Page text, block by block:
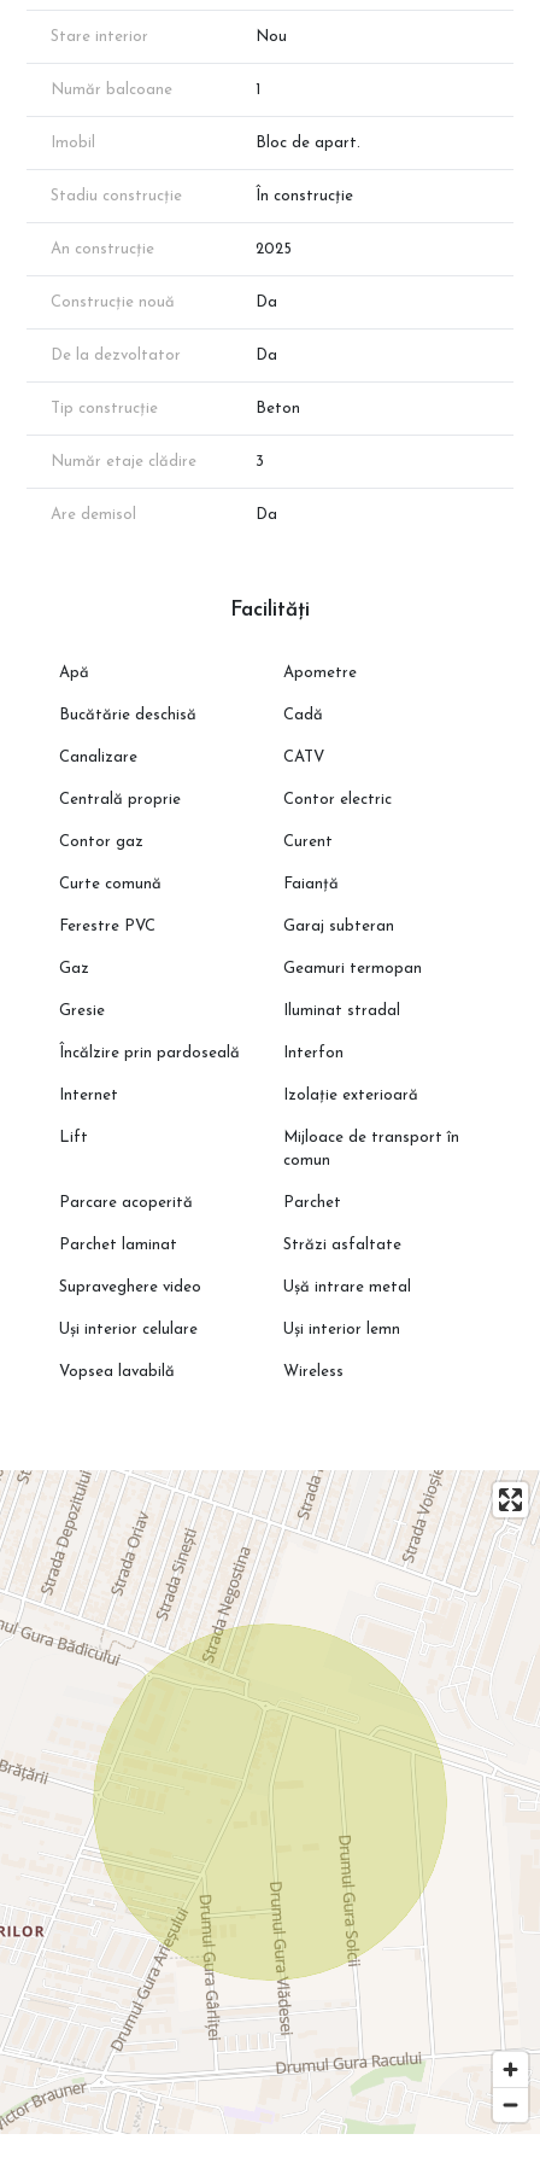
Stare interior Nou
Număr balcoane 1
Imobil Bloc de apart.
Stadiu construcție În construcție
An construcție 2025
Construcție nouă Da
De la dezvoltator Da
Tip construcție Beton
Număr etaje clădire 3
Are demisol Da
Facilități
Apă Apometre
Bucătărie deschisă Cadă
Canalizare CATV
Centrală proprie Contor electric
Contor gaz Curent
Curte comună Faianță
Ferestre PVC Garaj subteran
Gaz Geamuri termopan
Gresie Iluminat stradal
Încălzire prin pardoseală Interfon
Internet Izolație exterioară
Lift
Mijloace de transport în
comun
Parcare acoperită Parchet
Parchet laminat Străzi asfaltate
Supraveghere video Ușă intrare metal
Uși interior celulare Uși interior lemn
Vopsea lavabilă Wireless